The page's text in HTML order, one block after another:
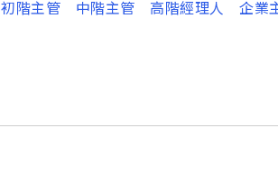
初階主管 中階主管 高階經理人 企業